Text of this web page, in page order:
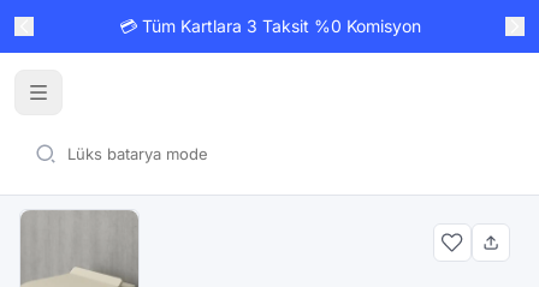
💳 Tüm Kartlara 3 Taksit %0 Komisyon